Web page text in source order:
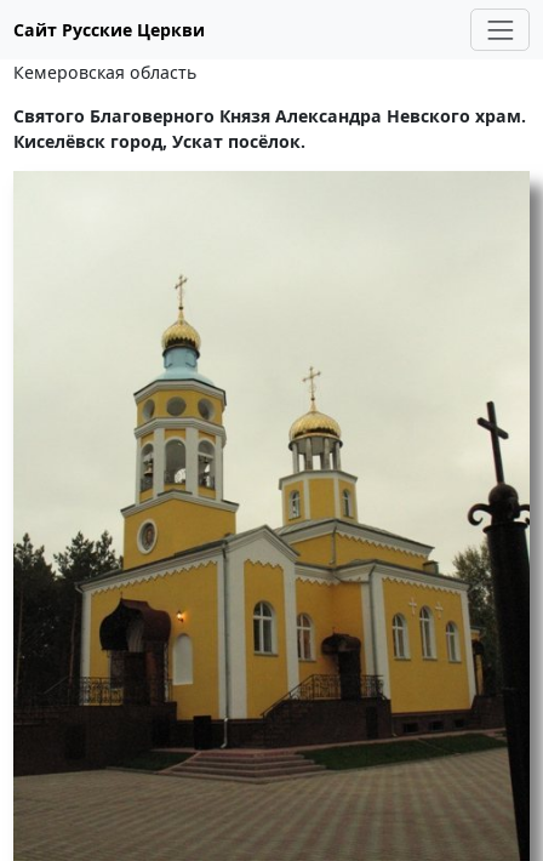
Сайт Русские Церкви
Кемеровская область
Святого Благоверного Князя Александра Невского храм.
Киселёвск город, Ускат посёлок.